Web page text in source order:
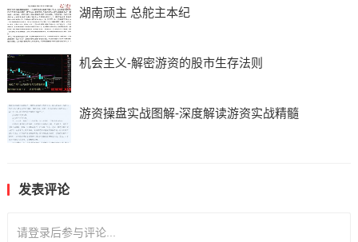
湖南顽主 总舵主本纪
机会主义-解密游资的股市生存法则
游资操盘实战图解-深度解读游资实战精髓
发表评论
请登录后参与评论...